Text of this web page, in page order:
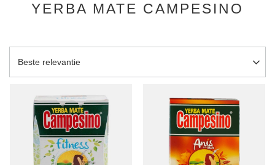
YERBA MATE CAMPESINO
Sortering wijzigen
Beste relevantie